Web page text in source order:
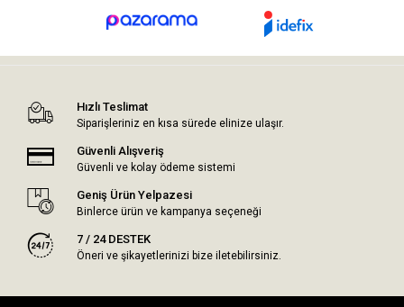
Hızlı Teslimat
Siparişleriniz en kısa sürede elinize ulaşır.
Güvenli Alışveriş
Güvenli ve kolay ödeme sistemi
Geniş Ürün Yelpazesi
Binlerce ürün ve kampanya seçeneği
7 / 24 DESTEK
Öneri ve şikayetlerinizi bize iletebilirsiniz.